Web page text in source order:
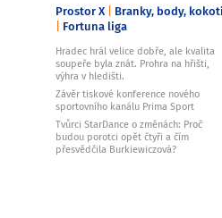
Prostor X Branky, body, kokoti
Fortuna liga
Hradec hrál velice dobře, ale kvalita
soupeře byla znát. Prohra na hřišti,
výhra v hledišti.
Závěr tiskové konference nového
sportovního kanálu Prima Sport
Tvůrci StarDance o změnách: Proč
budou porotci opět čtyři a čím
přesvědčila Burkiewiczová?